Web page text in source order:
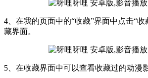
4、在我的页面中的“收藏”界面中点击“收
藏界面。
5、在收藏界面中可以查看收藏过的动漫